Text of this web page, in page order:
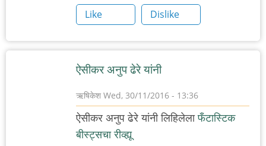
Like
Dislike
ऐसीकर अनुप ढेरे यांनी
ऋषिकेश Wed, 30/11/2016 - 13:36
ऐसीकर अनुप ढेरे यांनी लिहिलेलाफँटास्टिक
बीस्ट्सचा रीव्ह्यू